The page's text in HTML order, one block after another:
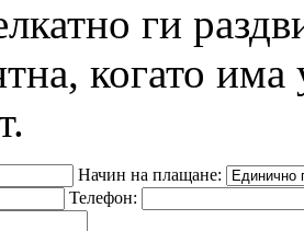
ги
когато
Начин на плащане:
Телефон: